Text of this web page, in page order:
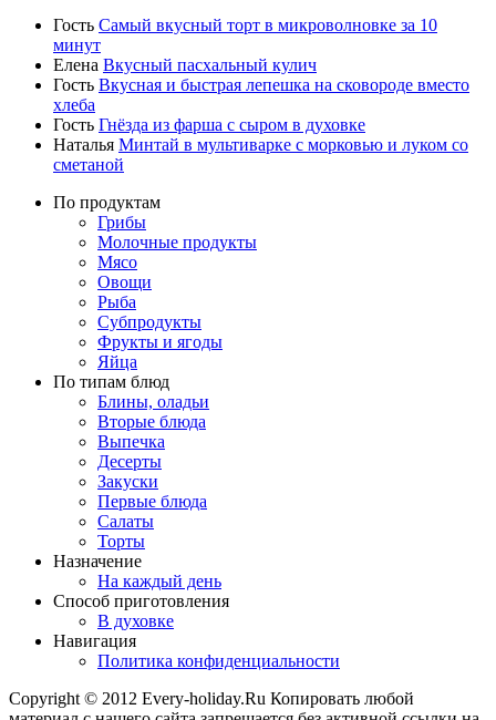
Гость Самый вкусный торт в микроволновке за 10
минут
Елена Вкусный пасхальный кулич
Гость Вкусная и быстрая лепешка на сковороде вместо
хлеба
Гость Гнёзда из фарша с сыром в духовке
Наталья Минтай в мультиварке с морковью и луком со
сметаной
По продуктам
Грибы
Молочные продукты
Мясо
Овощи
Рыба
Субпродукты
Фрукты и ягоды
Яйца
По типам блюд
Блины, оладьи
Вторые блюда
Выпечка
Десерты
Закуски
Первые блюда
Салаты
Торты
Назначение
На каждый день
Способ приготовления
В духовке
Навигация
Политика конфиденциальности
Copyright © 2012 Every-holiday.Ru Копировать любой